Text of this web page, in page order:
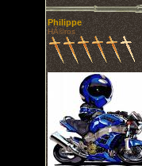
Philippe
HÃ©ros